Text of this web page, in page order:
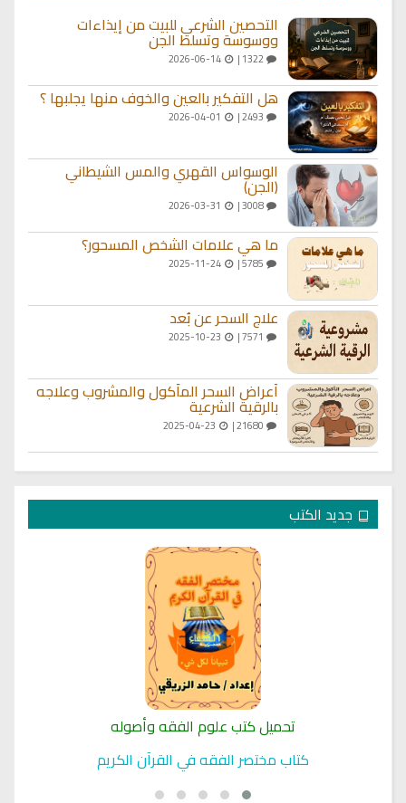
التحصين الشرعي للبيت من إيذاءات
ووسوسة وتسلط الجن
2026-06-14
هل التفكير بالعين والخوف منها يجلبها ؟
الوسواس القهري والمس الشيطاني
(الجن)
3008 |
ما هي علامات الشخص المسحور؟
2025-11-24
علاج السحر عن بُعد
أعراض السحر المأكول والمشروب وعلاجه
بالرقية الشرعية
جديد الكتب
تحميل كتب علوم الفقه وأصوله
كتاب مختصر الفقه في القرآن الكريم